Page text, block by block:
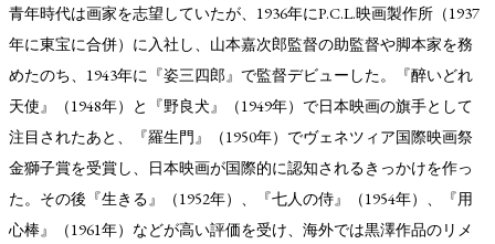
青年時代は画家を志望していたが、1936年にP.C.L.映画製作所（1937
年に東宝に合併）に入社し、山本嘉次郎監督の助監督や脚本家を務
めたのち、1943年に『姿三四郎』で監督デビューした。『醉いどれ
天使』（1948年）と『野良犬』（1949年）で日本映画の旗手として
注目されたあと、『羅生門』（1950年）でヴェネツィア国際映画祭
金獅子賞を受賞し、日本映画が国際的に認知されるきっかけを作っ
た。その後『生きる』（1952年）、『七人の侍』（1954年）、『用
心棒』（1961年）などが高い評価を受け、海外では黒澤作品のリメ